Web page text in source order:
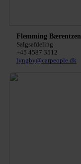
Flemming Bærentzen
Salgsafdeling
+45 4587 3512
lyngby@carpeople.dk